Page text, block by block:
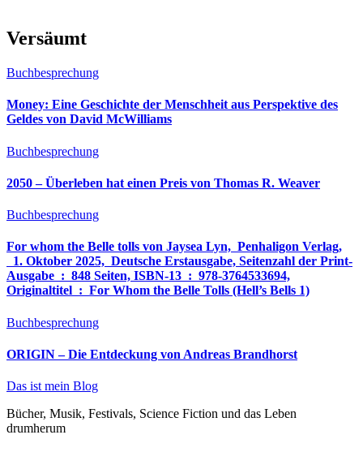
Versäumt
Buchbesprechung
Money: Eine Geschichte der Menschheit aus Perspektive des
Geldes von David McWilliams
Buchbesprechung
2050 – Überleben hat einen Preis von Thomas R. Weaver
Buchbesprechung
For whom the Belle tolls von Jaysea Lyn, ‎ Penhaligon Verlag,
‎ 1. Oktober 2025, ‎ Deutsche Erstausgabe, Seitenzahl der Print-
Ausgabe ‏ : ‎ 848 Seiten, ISBN-13 ‏ : ‎ 978-3764533694,
Originaltitel ‏ : ‎ For Whom the Belle Tolls (Hell’s Bells 1)
Buchbesprechung
ORIGIN – Die Entdeckung von Andreas Brandhorst
Das ist mein Blog
Bücher, Musik, Festivals, Science Fiction und das Leben
drumherum